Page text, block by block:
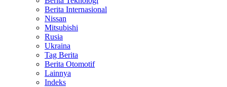
Berita Internasional
Nissan
Mitsubishi
Rusia
Ukraina
Tag Berita
Berita Otomotif
Lainnya
Indeks